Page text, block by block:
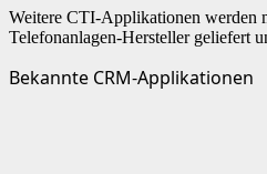
Weitere CTI-Applikationen werden
Telefonanlagen-Hersteller geliefert
Bekannte CRM-Applikationen